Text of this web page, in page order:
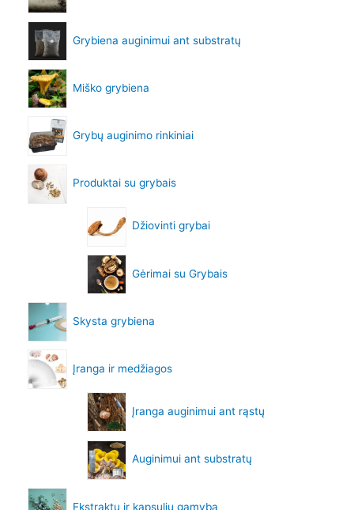
Grybiena auginimui ant substratų
Miško grybiena
Grybų auginimo rinkiniai
Produktai su grybais
Džiovinti grybai
Gėrimai su Grybais
Skysta grybiena
Įranga ir medžiagos
Įranga auginimui ant rąstų
Auginimui ant substratų
Ekstraktų ir kapsulių gamyba